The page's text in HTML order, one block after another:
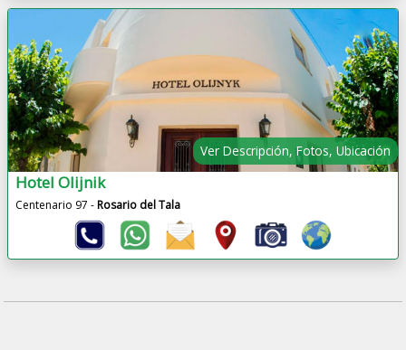
Ver Descripción, Fotos, Ubicación
Hotel Olijnik
Centenario 97 -Rosario del Tala